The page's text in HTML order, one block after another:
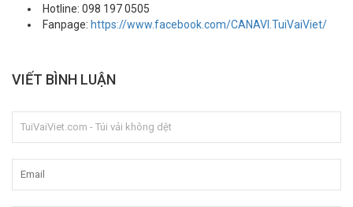
Hotline: 098 197 0505
Fanpage: https://www.facebook.com/CANAVI.TuiVaiViet/
VIẾT BÌNH LUẬN